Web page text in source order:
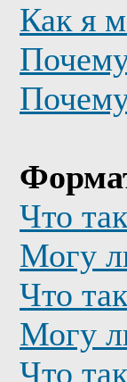
Как я
Что
Могу
Что
Могу
Что